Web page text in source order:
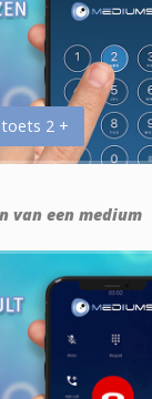
2 +
van een medium